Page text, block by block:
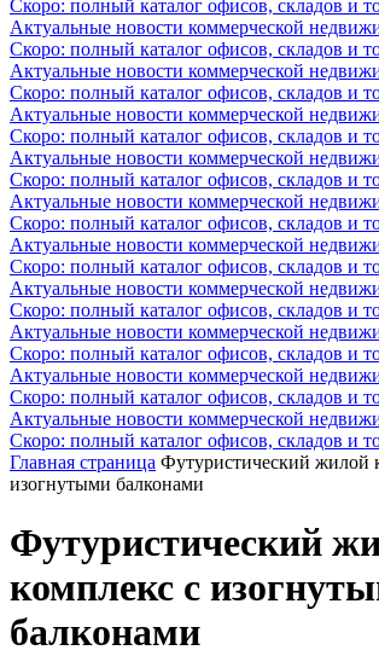
Скоро: полный каталог офисов, складов и
Актуальные новости коммерческой
Скоро: полный каталог офисов, складов и
Актуальные новости коммерческой
Скоро: полный каталог офисов, складов и
Актуальные новости коммерческой
Скоро: полный каталог офисов, складов и
Актуальные новости коммерческой
Скоро: полный каталог офисов, складов и
Актуальные новости коммерческой
Скоро: полный каталог офисов, складов и
Актуальные новости коммерческой
Скоро: полный каталог офисов, складов и
Актуальные новости коммерческой
Скоро: полный каталог офисов, складов и
Актуальные новости коммерческой
Скоро: полный каталог офисов, складов и
Актуальные новости коммерческой
Скоро: полный каталог офисов, складов и
Актуальные новости коммерческой
Скоро: полный каталог офисов, складов и
Главная страница Футуристический жилой
изогнутыми балконами
Футуристический
комплекс с
балконами